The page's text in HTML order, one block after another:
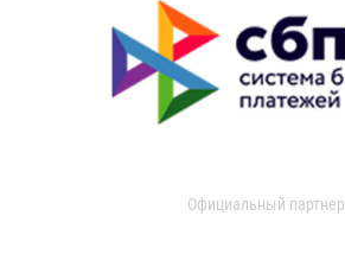
Официальный партнер